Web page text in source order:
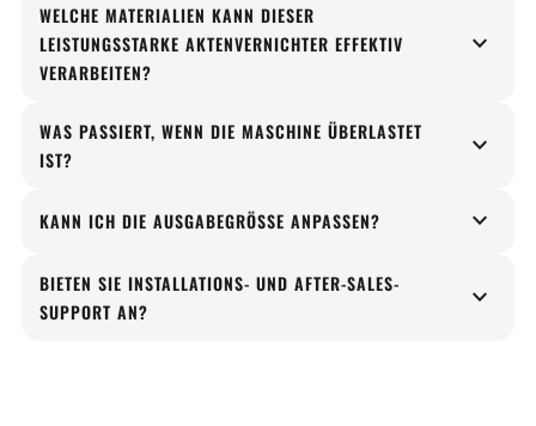
WELCHE MATERIALIEN KANN DIESER
LEISTUNGSSTARKE AKTENVERNICHTER EFFEKTIV
VERARBEITEN?
expand_more
Es ist für Reifen, Gummi, Silikon, TPE, EVA,
elastische Kunststoffe, Kunststofffässer und andere
und Reißkraft erfordern.
WAS PASSIERT, WENN DIE MASCHINE ÜBERLASTET
IST?
expand_more
Die Maschine kann mit einer SPS-basierten Auto-
Reverse-Logik konfiguriert werden. Wenn eine
übermäßige Belastung erkannt wird, kehren die
Wellen automatisch um, um das Risiko eines
KANN ICH DIE AUSGABEGRÖSSE ANPASSEN? expand_more
Die primäre Ausgabebreite wird hauptsächlich durch
die Klingendicke und die Fräserkonfiguration
BIETEN SIE INSTALLATIONS- UND AFTER-SALES-
SUPPORT AN?
expand_more